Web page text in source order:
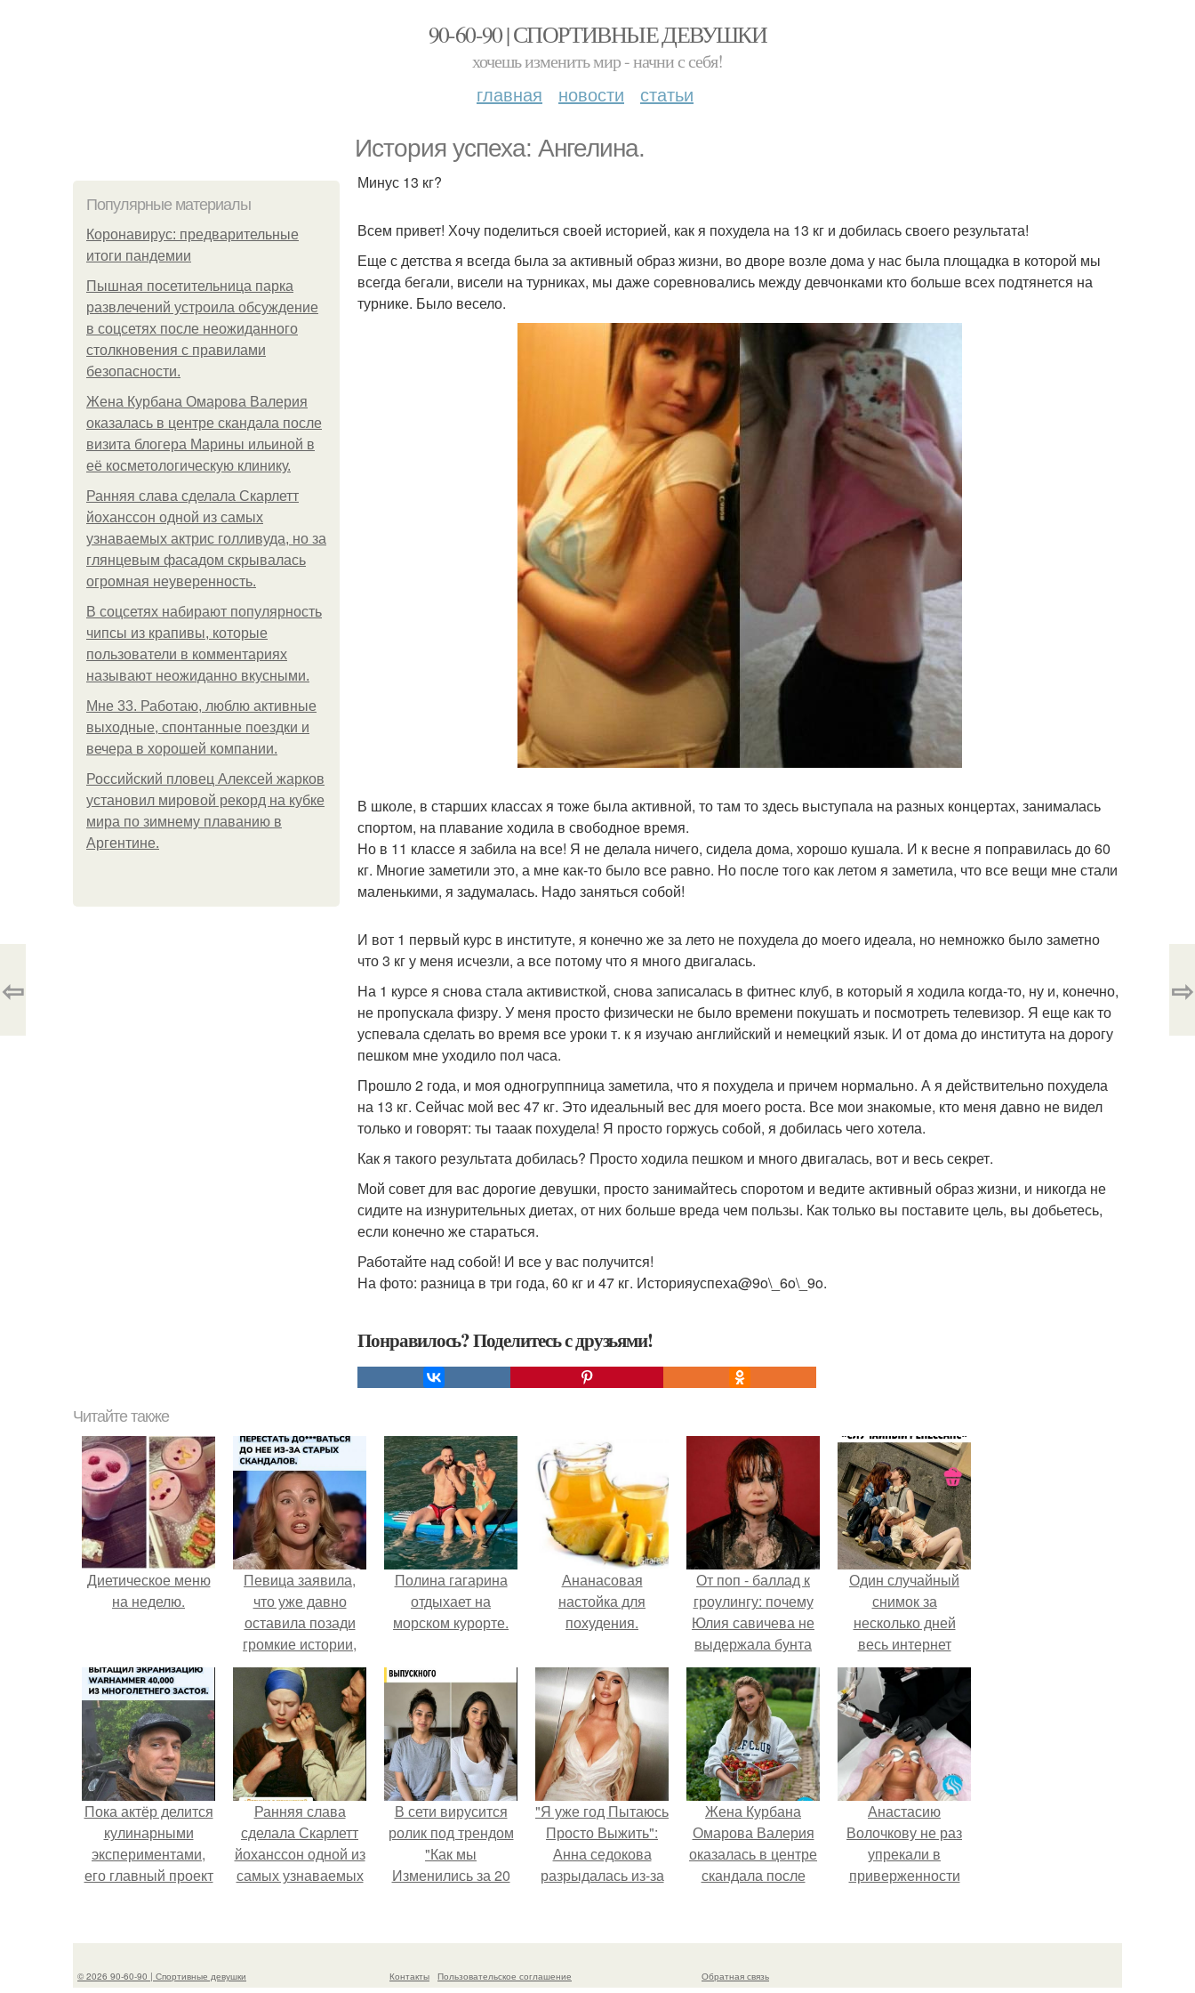
90-60-90 | СПОРТИВНЫЕ ДЕВУШКИ
хочешь изменить мир - начни с себя!
главная новости статьи
История успеха: Ангелина.
Популярные материалы
Коронавирус: предварительные
итоги пандемии
Пышная посетительница парка
развлечений устроила обсуждение
в соцсетях после неожиданного
столкновения с правилами
безопасности.
Жена Курбана Омарова Валерия
оказалась в центре скандала после
визита блогера Марины ильиной в
её косметологическую клинику.
Ранняя слава сделала Скарлетт
йоханссон одной из самых
узнаваемых актрис голливуда, но за
глянцевым фасадом скрывалась
огромная неуверенность.
В соцсетях набирают популярность
чипсы из крапивы, которые
пользователи в комментариях
называют неожиданно вкусными.
Мне 33. Работаю, люблю активные
выходные, спонтанные поездки и
вечера в хорошей компании.
Российский пловец Алексей жарков
установил мировой рекорд на кубке
мира по зимнему плаванию в
Аргентине.
Минус 13 кг?
Всем привет! Хочу поделиться своей историей, как я похудела на 13 кг и добилась своего результата!
Еще с детства я всегда была за активный образ жизни, во дворе возле дома у нас была площадка в которой мы
всегда бегали, висели на турниках, мы даже соревновались между девчонками кто больше всех подтянется на
турнике. Было весело.
В школе, в старших классах я тоже была активной, то там то здесь выступала на разных концертах, занималась
спортом, на плавание ходила в свободное время.
Но в 11 классе я забила на все! Я не делала ничего, сидела дома, хорошо кушала. И к весне я поправилась до 60
кг. Многие заметили это, а мне как-то было все равно. Но после того как летом я заметила, что все вещи мне стали
маленькими, я задумалась. Надо заняться собой!
И вот 1 первый курс в институте, я конечно же за лето не похудела до моего идеала, но немножко было заметно
что 3 кг у меня исчезли, а все потому что я много двигалась.
На 1 курсе я снова стала активисткой, снова записалась в фитнес клуб, в который я ходила когда-то, ну и, конечно,
не пропускала физру. У меня просто физически не было времени покушать и посмотреть телевизор. Я еще как то
успевала сделать во время все уроки т. к я изучаю английский и немецкий язык. И от дома до института на дорогу
пешком мне уходило пол часа.
Прошло 2 года, и моя одногруппница заметила, что я похудела и причем нормально. А я действительно похудела
на 13 кг. Сейчас мой вес 47 кг. Это идеальный вес для моего роста. Все мои знакомые, кто меня давно не видел
только и говорят: ты тааак похудела! Я просто горжусь собой, я добилась чего хотела.
Как я такого результата добилась? Просто ходила пешком и много двигалась, вот и весь секрет.
Мой совет для вас дорогие девушки, просто занимайтесь споротом и ведите активный образ жизни, и никогда не
сидите на изнурительных диетах, от них больше вреда чем пользы. Как только вы поставите цель, вы добьетесь,
если конечно же стараться.
Работайте над собой! И все у вас получится!
На фото: разница в три года, 60 кг и 47 кг. Историяуспеха@9o\_6o\_9o.
Понравилось? Поделитесь с друзьями!
⇦ ⇨
Читайте также
Диетическое меню
на неделю.
Певица заявила,
что уже давно
оставила позади
громкие истории,
сосредоточилась на
творчестве и не
дает новых
поводов для
конфликтов.
Полина гагарина
отдыхает на
морском курорте.
Ананасовая
настойка для
похудения.
От поп - баллад к
гроулингу: почему
Юлия савичева не
выдержала бунта
собственной
аудитории.
Один случайный
снимок за
несколько дней
весь интернет
облетел.
Пока актёр делится
кулинарными
экспериментами,
его главный проект
Ранняя слава
сделала Скарлетт
йоханссон одной из
самых узнаваемых
фасадом
В сети вирусится
ролик под трендом
"Как мы
Изменились за 20
"Я уже год Пытаюсь
Просто Выжить":
Анна седокова
разрыдалась из-за
Жена Курбана
Омарова Валерия
оказалась в центре
скандала после
её
клинику.
Анастасию
Волочкову не раз
упрекали в
приверженности
© 2026 90-60-90 | Спортивные девушки Контакты
Пользовательское соглашение
Обратная связь